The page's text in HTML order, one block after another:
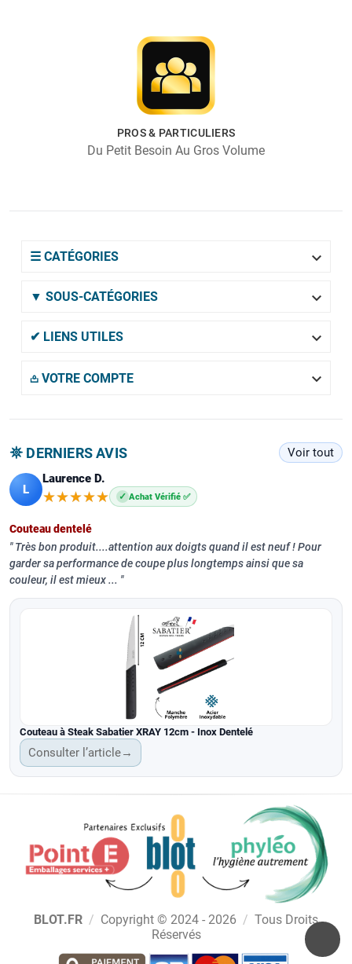
PROS & PARTICULIERS
Du Petit Besoin Au Gros Volume
☰ CATÉGORIES 
▼ SOUS-CATÉGORIES 
✔ LIENS UTILES 
𖡌 VOTRE COMPTE 
𖤓 DERNIERS AVIS Voir tout
L
Laurence D.
★★★★★
★★★★★ ✓ Achat Vérifié ✅
Couteau dentelé
Très bon produit....attention aux doigts quand il est neuf ! Pour
garder sa performance de coupe plus longtemps ainsi que sa
couleur, il est mieux ...
Couteau à Steak Sabatier XRAY 12cm - Inox Dentelé
Consulter l’article→
BLOT.FR / Copyright © 2024 - 2026 / Tous Droits
Réservés